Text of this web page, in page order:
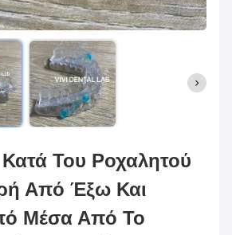
Του Ροχαλητού
Από Έξω Και
Μέσα Από Το